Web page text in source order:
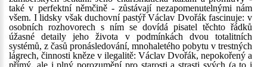
také v perfektní němčině - zůstávají nezapomenutelnými nám
všem. I lidsky však duchovní pastýř Václav Dvořák fascinuje: v
osobních rozhovorech s ním se dovídá pisatel těchto řádků
úžasné detaily jeho života v podmínkách dvou totalitních
systémů, z časů pronásledování, mnohaletého pobytu v trestných
lágrech, činnosti kněze v ilegalitě: Václav Dvořák, nepokořený a
přímý, ale i plný porozumění pro starosti a strasti svých (a to i